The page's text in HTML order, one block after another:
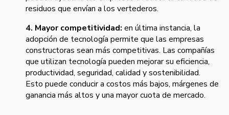
residuos que envían a los vertederos.
4. Mayor competitividad: en última instancia, la
adopción de tecnología permite que las empresas
constructoras sean más competitivas. Las compañías
que utilizan tecnología pueden mejorar su eficiencia,
productividad, seguridad, calidad y sostenibilidad.
Esto puede conducir a costos más bajos, márgenes de
ganancia más altos y una mayor cuota de mercado.